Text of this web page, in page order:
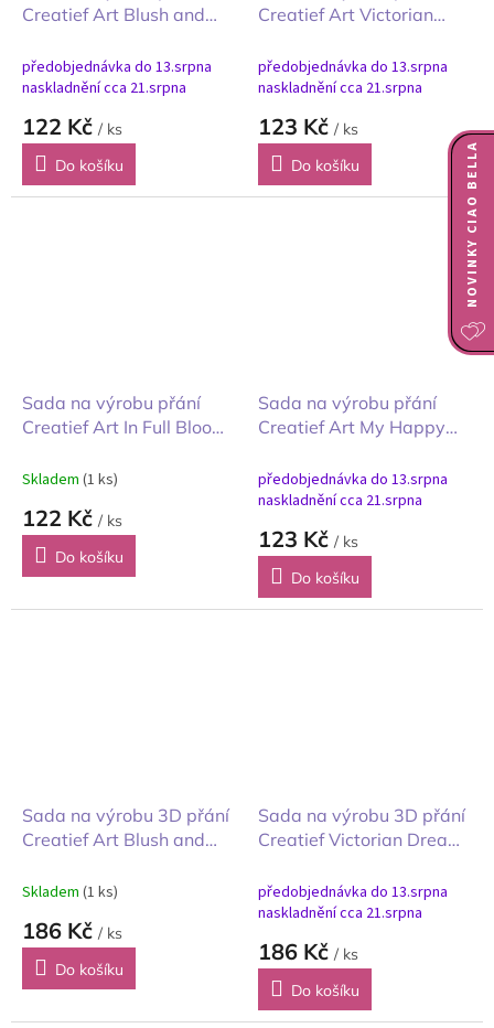
Creatief Art Blush and
předobjednávka do 13.srpna
naskladnění cca 21.srpna
122 Kč / ks
Do košíku
Creatief Art Victorian
A6
předobjednávka do 13.srpna
naskladnění cca 21.srpna
123 Kč / ks
Do košíku
Sada na výrobu přání
Creatief Art In Full Bloom
Skladem (1 ks)
122 Kč / ks
Do košíku
Sada na výrobu přání
Creatief Art My Happy
zahrada A6
předobjednávka do 13.srpna
naskladnění cca 21.srpna
123 Kč / ks
Do košíku
Sada na výrobu 3D přání
Creatief Art Blush and
Skladem (1 ks)
186 Kč / ks
Do košíku
Sada na výrobu 3D přání
Creatief Victorian Dreams
předobjednávka do 13.srpna
naskladnění cca 21.srpna
186 Kč / ks
Do košíku
NOVINKY CIAO BELLA